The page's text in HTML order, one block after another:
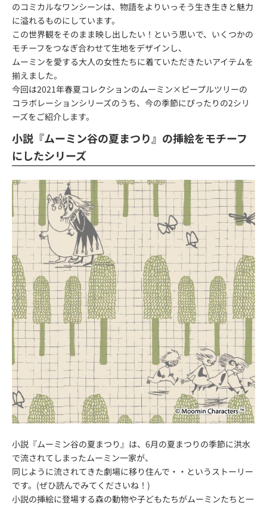
のコミカルなワンシーンは、物語をよりいっそう生き生きと魅力
に溢れるものにしています。
この世界観をそのまま映し出したい！という思いで、いくつかの
モチーフをつなぎ合わせて生地をデザインし、
ムーミンを愛する大人の女性たちに着ていただきたいアイテムを
揃えました。
今回は2021年春夏コレクションのムーミン×ピープルツリーの
コラボレーションシリーズのうち、今の季節にぴったりの2シリ
ーズをご紹介します。
小説『ムーミン谷の夏まつり』の挿絵をモチーフ
にしたシリーズ
小説『ムーミン谷の夏まつり』は、6月の夏まつりの季節に洪水
で流されてしまったムーミン一家が、
同じように流されてきた劇場に移り住んで・・というストーリー
です。(ぜひ読んでみてくださいね！)
小説の挿絵に登場する森の動物や子どもたちがムーミンたちと一